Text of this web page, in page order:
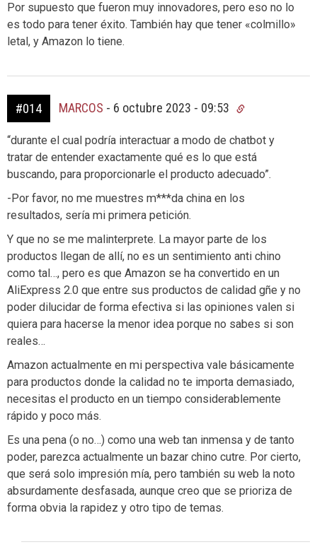
Por supuesto que fueron muy innovadores, pero eso no lo
es todo para tener éxito. También hay que tener «colmillo»
letal, y Amazon lo tiene.
#014 MARCOS - 6 octubre 2023 - 09:53
“durante el cual podría interactuar a modo de chatbot y
tratar de entender exactamente qué es lo que está
buscando, para proporcionarle el producto adecuado”.
-Por favor, no me muestres m***da china en los
resultados, sería mi primera petición.
Y que no se me malinterprete. La mayor parte de los
productos llegan de allí, no es un sentimiento anti chino
como tal…, pero es que Amazon se ha convertido en un
AliExpress 2.0 que entre sus productos de calidad gñe y no
poder dilucidar de forma efectiva si las opiniones valen si
quiera para hacerse la menor idea porque no sabes si son
reales…
Amazon actualmente en mi perspectiva vale básicamente
para productos donde la calidad no te importa demasiado,
necesitas el producto en un tiempo considerablemente
rápido y poco más.
Es una pena (o no…) como una web tan inmensa y de tanto
poder, parezca actualmente un bazar chino cutre. Por cierto,
que será solo impresión mía, pero también su web la noto
absurdamente desfasada, aunque creo que se prioriza de
forma obvia la rapidez y otro tipo de temas.